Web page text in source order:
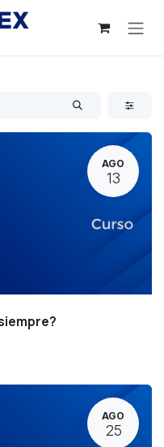
AGO
13
AGO
25